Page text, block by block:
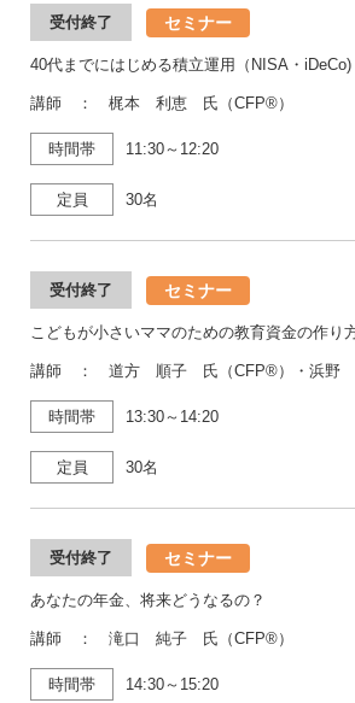
受付終了 セミナー
40代までにはじめる積立運用（NISA・iDeCo)
講師 ： 梶本 利恵 氏（CFP®）
時間帯 11:30～12:20
定員 30名
受付終了 セミナー
こどもが小さいママのための教育資金の作り
講師 ： 道方 順子 氏（CFP®）・浜野
時間帯 13:30～14:20
定員 30名
受付終了 セミナー
あなたの年金、将来どうなるの？
講師 ： 滝口 純子 氏（CFP®）
時間帯 14:30～15:20